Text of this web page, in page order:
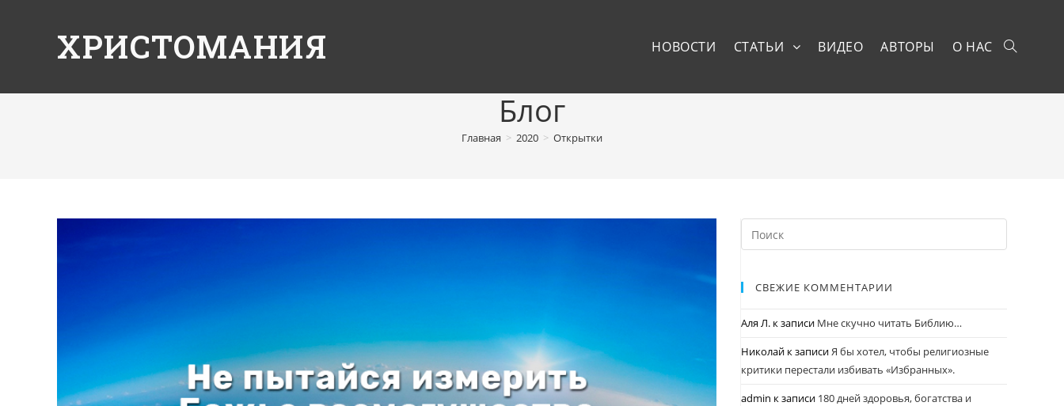
ХРИСТОМАНИЯ НОВОСТИ СТАТЬИ ВИДЕО АВТОРЫ О НАС
Блог
Главная > 2020 > Открытки
СВЕЖИЕ КОММЕНТАРИИ
Аля Л. к записи Мне скучно читать Библию…
Николай к записиЯ бы хотел, чтобы религиозные
критики перестали избивать «Избранных».
admin к записи 180 дней здоровья, богатства и